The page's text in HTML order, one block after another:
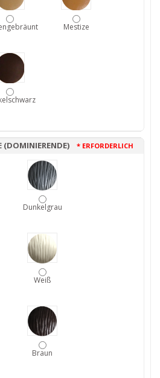
Mestize
(DOMINIERENDE) * ERFORDERLICH
Dunkelgrau
Weiß
Braun